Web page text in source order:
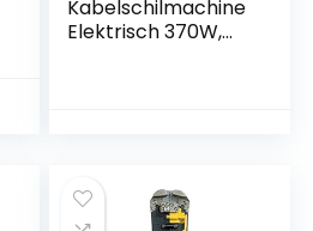
Kabelschilmachine
Elektrisch 370W,